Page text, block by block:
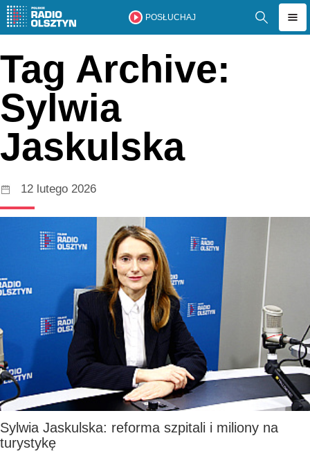
POSŁUCHAJ
Tag Archive:
Sylwia
Jaskulska
12 lutego 2026
Sylwia Jaskulska: reforma szpitali i miliony na
turystykę